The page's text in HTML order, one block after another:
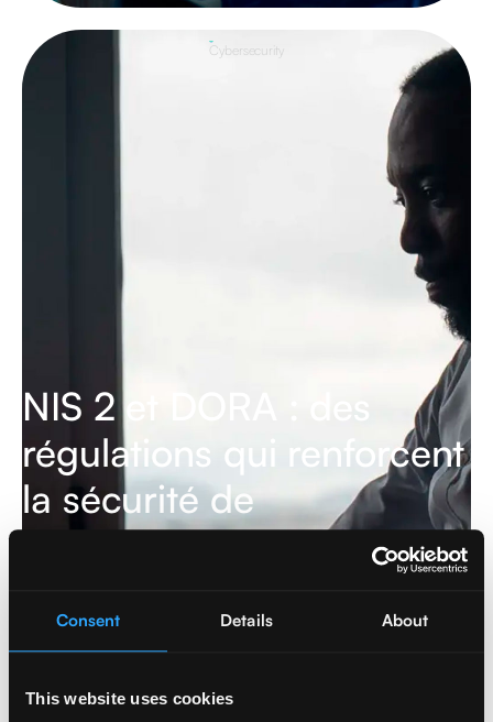
Consent Details About
This website uses cookies
Cybersecurity
NIS 2 et DORA : des
régulations qui renforcent
la sécurité de
l'information en Europe
Cybersecurity